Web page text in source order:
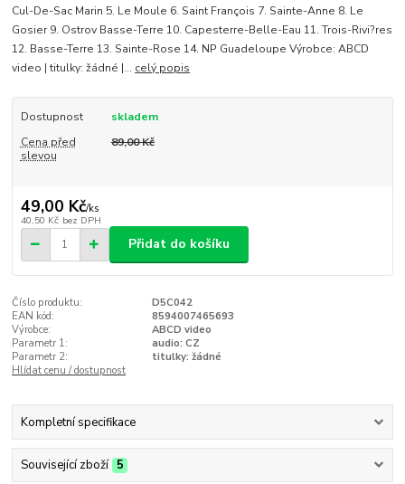
Cul-De-Sac Marin 5. Le Moule 6. Saint François 7. Sainte-Anne 8. Le
Gosier 9. Ostrov Basse-Terre 10. Capesterre-Belle-Eau 11. Trois-Rivi?res
12. Basse-Terre 13. Sainte-Rose 14. NP Guadeloupe Výrobce: ABCD
video | titulky: žádné |... celý popis
Dostupnost
skladem
Cena před
slevou
89,00 Kč
49,00 Kč/ks
40,50 Kč bez DPH
Přidat do košíku
Číslo produktu:
D5C042
EAN kód:
8594007465693
Výrobce:
ABCD video
Parametr 1:
audio: CZ
Parametr 2:
titulky: žádné
Hlídat cenu / dostupnost
Kompletní specifikace
Související zboží 5